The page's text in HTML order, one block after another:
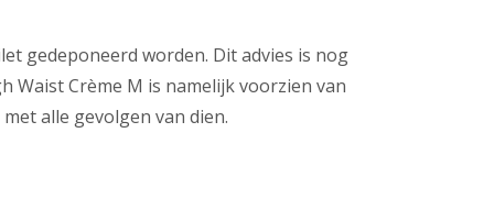
gedeponeerd worden. Dit advies is nog
Waist Crème M is namelijk voorzien van
alle gevolgen van dien.